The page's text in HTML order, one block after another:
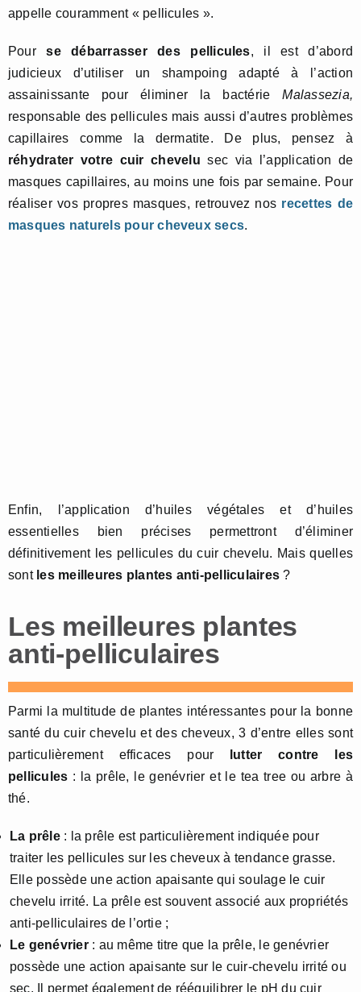
appelle couramment « pellicules ».
Pourse débarrasser des pellicules, il est d’abord
judicieux d’utiliser un shampoing adapté à l’action
assainissante pour éliminer la bactérieMalassezia,
responsable des pellicules mais aussi d’autres problèmes
capillaires comme la dermatite. De plus, pensez à
réhydrater votre cuir chevelu sec via l’application de
masques capillaires, au moins une fois par semaine. Pour
réaliser vos propres masques, retrouvez nos recettes de
masques naturels pour cheveux secs.
Enfin, l’application d’huiles végétales et d’huiles
essentielles bien précises permettront d’éliminer
définitivement les pellicules du cuir chevelu. Mais quelles
sontles meilleures plantes anti-pelliculaires ?
Les meilleures plantes
anti-pelliculaires
Parmi la multitude de plantes intéressantes pour la bonne
santé du cuir chevelu et des cheveux, 3 d’entre elles sont
particulièrement efficaces pour
lutter contre les
pellicules : la prêle, le genévrier et le tea tree ou arbre à
thé.
La prêle: la prêle est particulièrement indiquée pour
traiter les pellicules sur les cheveux à tendance grasse.
Elle possède une action apaisante qui soulage le cuir
chevelu irrité. La prêle est souvent associé aux propriétés
anti-pelliculaires de l’ortie ;
Le genévrier: au même titre que la prêle, le genévrier
possède une action apaisante sur le cuir-chevelu irrité ou
sec. Il permet également de rééquilibrer le pH du cuir